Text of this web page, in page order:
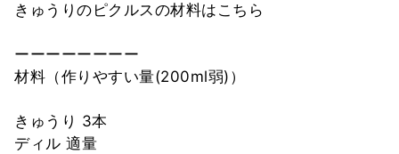
きゅうりのピクルスの材料はこちら
ーーーーーーーー
材料（作りやすい量(200ml弱)）
きゅうり 3本
ディル 適量